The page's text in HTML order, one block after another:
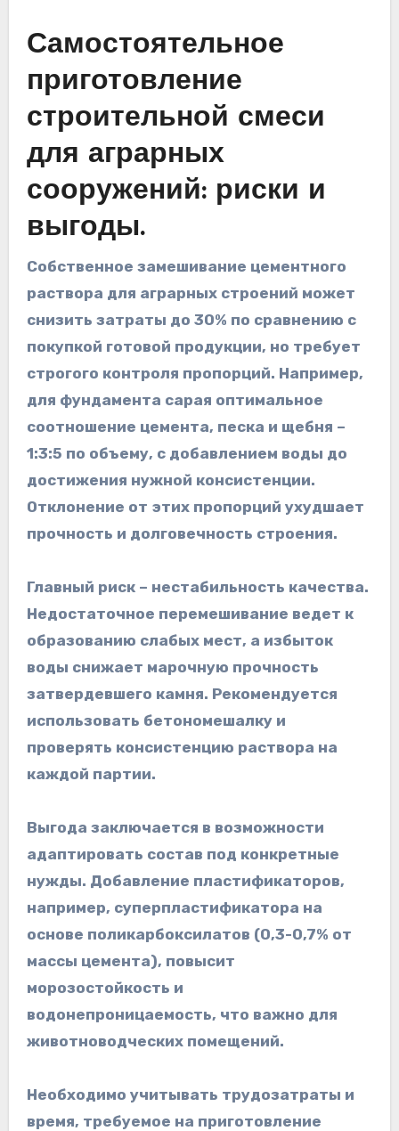
Самостоятельное
приготовление
строительной смеси
для аграрных
сооружений: риски и
выгоды.
Собственное замешивание цементного
раствора для аграрных строений может
снизить затраты до 30% по сравнению с
покупкой готовой продукции, но требует
строгого контроля пропорций. Например,
для фундамента сарая оптимальное
соотношение цемента, песка и щебня –
1:3:5 по объему, с добавлением воды до
достижения нужной консистенции.
Отклонение от этих пропорций ухудшает
прочность и долговечность строения.
Главный риск – нестабильность качества.
Недостаточное перемешивание ведет к
образованию слабых мест, а избыток
воды снижает марочную прочность
затвердевшего камня. Рекомендуется
использовать бетономешалку и
проверять консистенцию раствора на
каждой партии.
Выгода заключается в возможности
адаптировать состав под конкретные
нужды. Добавление пластификаторов,
например, суперпластификатора на
основе поликарбоксилатов (0,3-0,7% от
массы цемента), повысит
морозостойкость и
водонепроницаемость, что важно для
животноводческих помещений.
Необходимо учитывать трудозатраты и
время, требуемое на приготовление